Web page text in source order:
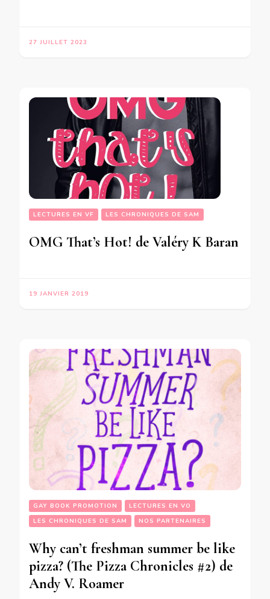
27 JUILLET 2023
LECTURES EN VF LES CHRONIQUES DE SAM
OMG That’s Hot! de Valéry K Baran
19 JANVIER 2019
GAY BOOK PROMOTION
LECTURES EN VO
LES CHRONIQUES DE SAM
NOS PARTENAIRES
Why can’t freshman summer be like
pizza? (The Pizza Chronicles #2) de
Andy V. Roamer